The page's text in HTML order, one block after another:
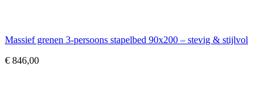
Massief grenen 3-persoons stapelbed 90x200 – stevig & stijlvol
€ 846,00